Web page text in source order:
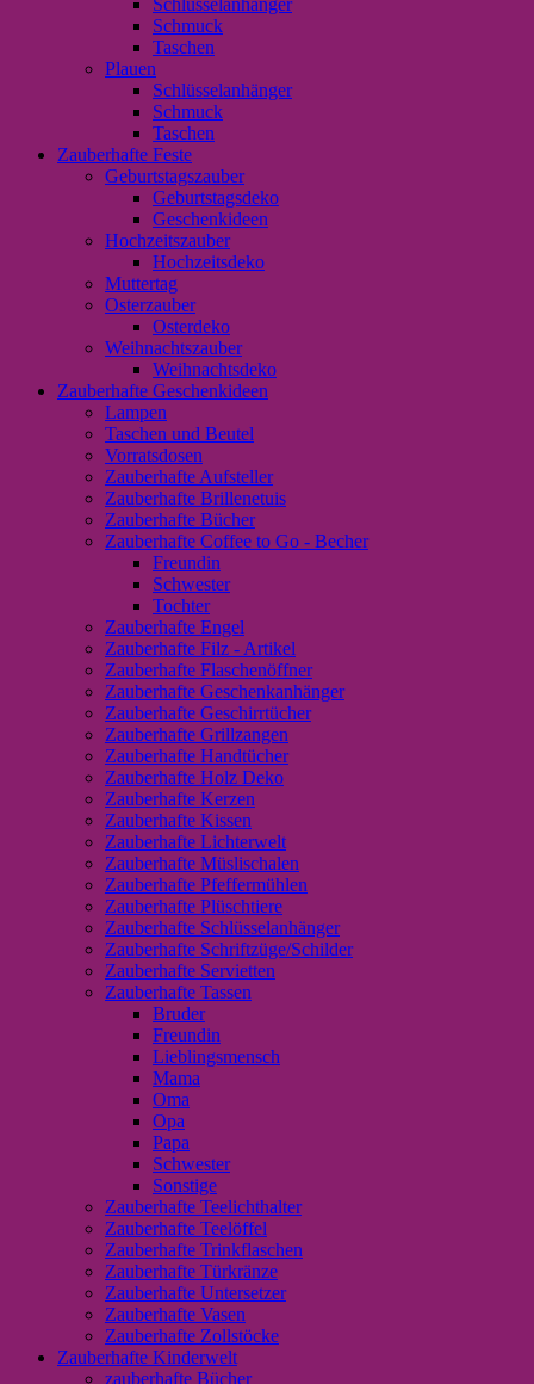
Schmuck
Taschen
Plauen
Schlüsselanhänger
Schmuck
Taschen
Zauberhafte Feste
Geburtstagszauber
Geburtstagsdeko
Geschenkideen
Hochzeitszauber
Hochzeitsdeko
Muttertag
Osterzauber
Osterdeko
Weihnachtszauber
Weihnachtsdeko
Zauberhafte Geschenkideen
Lampen
Taschen und Beutel
Vorratsdosen
Zauberhafte Aufsteller
Zauberhafte Brillenetuis
Zauberhafte Bücher
Zauberhafte Coffee to Go - Becher
Freundin
Schwester
Tochter
Zauberhafte Engel
Zauberhafte Filz - Artikel
Zauberhafte Flaschenöffner
Zauberhafte Geschenkanhänger
Zauberhafte Geschirrtücher
Zauberhafte Grillzangen
Zauberhafte Handtücher
Zauberhafte Holz Deko
Zauberhafte Kerzen
Zauberhafte Kissen
Zauberhafte Lichterwelt
Zauberhafte Müslischalen
Zauberhafte Pfeffermühlen
Zauberhafte Plüschtiere
Zauberhafte Schlüsselanhänger
Zauberhafte Schriftzüge/Schilder
Zauberhafte Servietten
Zauberhafte Tassen
Bruder
Freundin
Lieblingsmensch
Mama
Oma
Opa
Papa
Schwester
Sonstige
Zauberhafte Teelichthalter
Zauberhafte Teelöffel
Zauberhafte Trinkflaschen
Zauberhafte Türkränze
Zauberhafte Untersetzer
Zauberhafte Vasen
Zauberhafte Zollstöcke
Zauberhafte Kinderwelt
zauberhafte Bücher